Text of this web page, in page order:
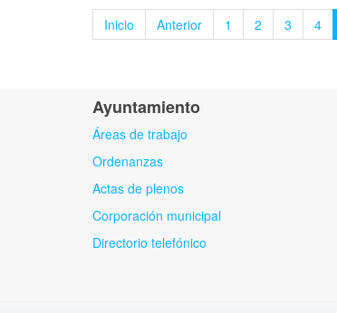
Inicio Anterior 1 2 3 4
Ayuntamiento
Áreas de trabajo
Ordenanzas
Actas de plenos
Corporación municipal
Directorio telefónico